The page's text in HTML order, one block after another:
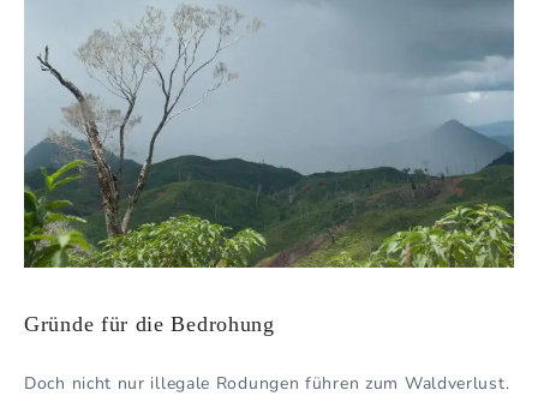
Gründe für die Bedrohung
Doch nicht nur illegale Rodungen führen zum Waldverlust.